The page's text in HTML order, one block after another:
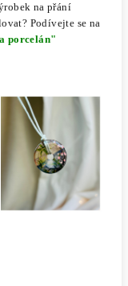
na přání
Podívejte se na
porcelán"